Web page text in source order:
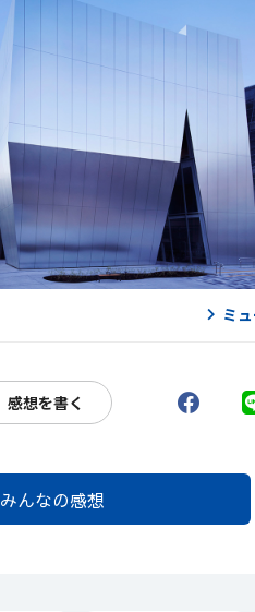
ミ
感想を書く
みんなの感想